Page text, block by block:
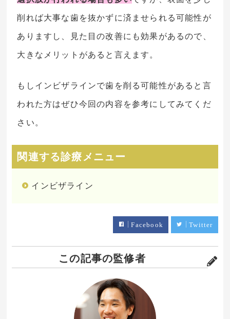
削れば大事な歯を抜かずに済ませられる可能性が
ありますし、見た目の改善にも効果があるので、
大きなメリットがあると言えます。
もしインビザラインで歯を削る可能性があると言
われた方はぜひ今回の内容を参考にしてみてくだ
さい。
関連する診療メニュー
インビザライン
Facebook Twitter
この記事の監修者